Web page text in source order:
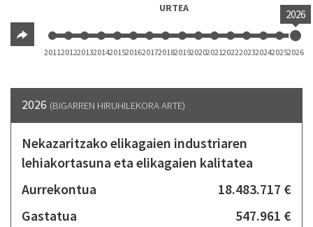
URTEA 2026
2011201220132014201520162017201820192020202120222023202420252026
2026 (BIGARREN HIRUHILEKORA ARTE)
Nekazaritzako elikagaien industriaren
lehiakortasuna eta elikagaien kalitatea
Aurrekontua
18.483.717 €
Gastatua
547.961 €